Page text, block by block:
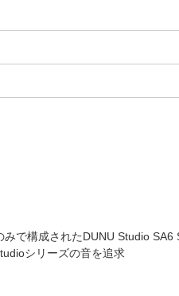
で構成されたDUNU Studio SA6
シリーズの音を追求